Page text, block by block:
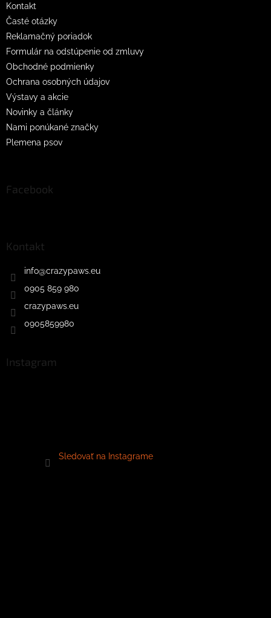
Kontakt
Časté otázky
Reklamačný poriadok
Formulár na odstúpenie od zmluvy
Obchodné podmienky
Ochrana osobných údajov
Výstavy a akcie
Novinky a články
Nami ponúkané značky
Plemena psov
Facebook
Kontakt
info@crazypaws.eu
0905 859 980
crazypaws.eu
0905859980
Instagram
Sledovať na Instagrame